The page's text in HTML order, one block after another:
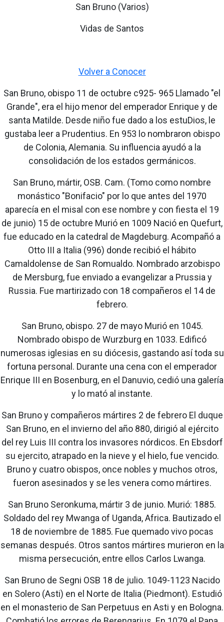
San Bruno (Varios)
Vidas de Santos
Volver a Conocer
San Bruno, obispo 11 de octubre c925- 965 Llamado "el
Grande", era el hijo menor del emperador Enrique y de
santa Matilde. Desde niño fue dado a los estuDios, le
gustaba leer a Prudentius. En 953 lo nombraron obispo
de Colonia, Alemania. Su influencia ayudó a la
consolidación de los estados germánicos.
San Bruno, mártir, OSB. Cam. (Tomo como nombre
monástico "Bonifacio" por lo que antes del 1970
aparecía en el misal con ese nombre y con fiesta el 19
de junio) 15 de octubre Murió en 1009 Nació en Quefurt,
fue educado en la catedral de Magdeburg. Acompañó a
Otto III a Italia (996) donde recibió el hábito
Camaldolense de San Romualdo. Nombrado arzobispo
de Mersburg, fue enviado a evangelizar a Prussia y
Russia. Fue martirizado con 18 compañeros el 14 de
febrero.
San Bruno, obispo. 27 de mayo Murió en 1045.
Nombrado obispo de Wurzburg en 1033. Edificó
numerosas iglesias en su diócesis, gastando así toda su
fortuna personal. Durante una cena con el emperador
Enrique III en Bosenburg, en el Danuvio, cedió una galería
y lo mató al instante.
San Bruno y compañeros mártires 2 de febrero El duque
San Bruno, en el invierno del año 880, dirigió al ejército
del rey Luis III contra los invasores nórdicos. En Ebsdorf
su ejercito, atrapado en la nieve y el hielo, fue vencido.
Bruno y cuatro obispos, once nobles y muchos otros,
fueron asesinados y se les venera como mártires.
San Bruno Seronkuma, mártir 3 de junio. Murió: 1885.
Soldado del rey Mwanga of Uganda, Africa. Bautizado el
18 de noviembre de 1885. Fue quemado vivo pocas
semanas después. Otros santos mártires murieron en la
misma persecución, entre ellos Carlos Lwanga.
San Bruno de Segni OSB 18 de julio. 1049-1123 Nacido
en Solero (Asti) en el Norte de Italia (Piedmont). Estudió
en el monasterio de San Perpetuus en Asti y en Bologna.